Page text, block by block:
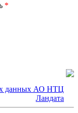
*
данных АО НТЦ
Ландата